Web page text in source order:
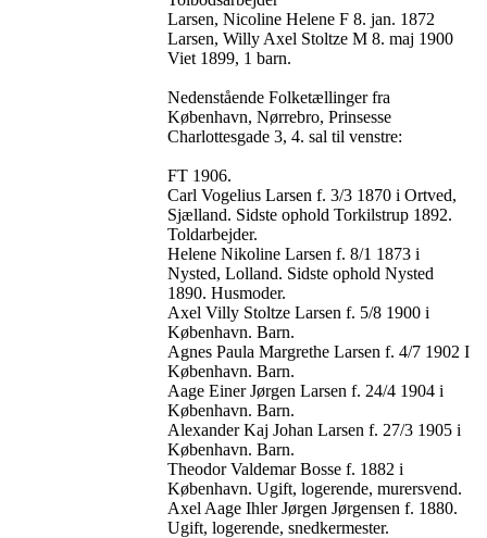
Larsen, Nicoline Helene F 8. jan. 1872
Larsen, Willy Axel Stoltze M 8. maj 1900
Viet 1899, 1 barn.
Nedenstående Folketællinger fra
København, Nørrebro, Prinsesse
Charlottesgade 3, 4. sal til venstre:
FT 1906.
Carl Vogelius Larsen f. 3/3 1870 i Ortved,
Sjælland. Sidste ophold Torkilstrup 1892.
Toldarbejder.
Helene Nikoline Larsen f. 8/1 1873 i
Nysted, Lolland. Sidste ophold Nysted
1890. Husmoder.
Axel Villy Stoltze Larsen f. 5/8 1900 i
København. Barn.
Agnes Paula Margrethe Larsen f. 4/7 1902 I
København. Barn.
Aage Einer Jørgen Larsen f. 24/4 1904 i
København. Barn.
Alexander Kaj Johan Larsen f. 27/3 1905 i
København. Barn.
Theodor Valdemar Bosse f. 1882 i
København. Ugift, logerende, murersvend.
Axel Aage Ihler Jørgen Jørgensen f. 1880.
Ugift, logerende, snedkermester.